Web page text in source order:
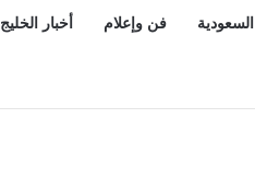
السعودية فن وإعلام أخبار الخليج